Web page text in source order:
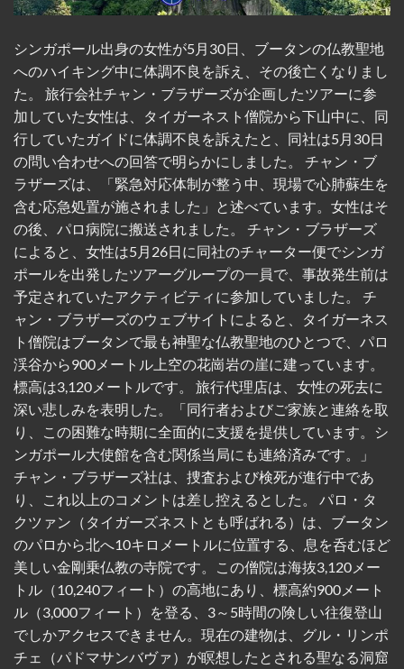
る料金のほんの一部で利用できる。 フェリーで45
近くにあり、手頃な価格でショッピング、食事、
ウェルネスサービスが楽しめる、アクセスしやす
い目的地となっている。 出典; アジアジジャパン
編集チーム 2026年5月31ストレーツ・タイムズ
[...]
CONTINUE READING →
シンガポール出身の女性が5月30日、ブータンの仏教聖地
へのハイキング中に体調不良を訴え、その後亡くなりまし
た。 旅行会社チャン・ブラザーズが企画したツアーに参
加していた女性は、タイガーネスト僧院から下山中に、同
行していたガイドに体調不良を訴えたと、同社は5月30日
の問い合わせへの回答で明らかにしました。 チャン・ブ
ラザーズは、「緊急対応体制が整う中、現場で心肺蘇生を
含む応急処置が施されました」と述べています。女性はそ
の後、パロ病院に搬送されました。 チャン・ブラザーズ
によると、女性は5月26日に同社のチャーター便でシンガ
ポールを出発したツアーグループの一員で、事故発生前は
予定されていたアクティビティに参加していました。 チ
ャン・ブラザーズのウェブサイトによると、タイガーネス
ト僧院はブータンで最も神聖な仏教聖地のひとつで、パロ
渓谷から900メートル上空の花崗岩の崖に建っています。
標高は3,120メートルです。 旅行代理店は、女性の死去に
深い悲しみを表明した。「同行者およびご家族と連絡を取
り、この困難な時期に全面的に支援を提供しています。シ
ンガポール大使館を含む関係当局にも連絡済みです。」
チャン・ブラザーズ社は、捜査および検死が進行中であ
り、これ以上のコメントは差し控えるとした。 パロ・タ
クツァン（タイガーズネストとも呼ばれる）は、ブータン
のパロから北へ10キロメートルに位置する、息を呑むほど
美しい金剛乗仏教の寺院です。この僧院は海抜3,120メー
トル（10,240フィート）の高地にあり、標高約900メート
ル（3,000フィート）を登る、3～5時間の険しい往復登山
でしかアクセスできません。現在の建物は、グル・リンポ
チェ（パドマサンバヴァ）が瞑想したとされる聖なる洞窟